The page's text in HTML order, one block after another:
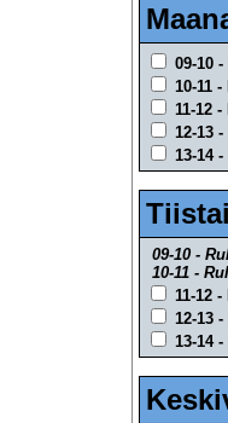
09-10
10-11
11-12
12-13
13-14
09-10 -
10-11 -
11-12
12-13
13-14